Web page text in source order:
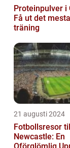
Proteinpulver i
Få ut det
träning
21 augusti 2024
Fotbollsresor
Newcastle: En
Oförglömlig